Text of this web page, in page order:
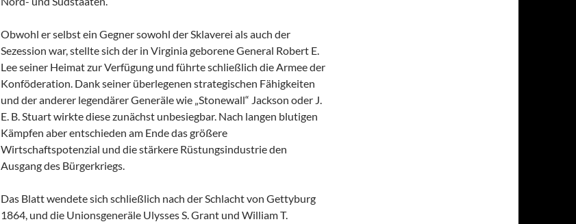
Obwohl er selbst ein Gegner sowohl der Sklaverei als auch der
Sezession war, stellte sich der in Virginia geborene General Robert E.
Lee seiner Heimat zur Verfügung und führte schließlich die Armee der
Konföderation. Dank seiner überlegenen strategischen Fähigkeiten
und der anderer legendärer Generäle wie „Stonewall“ Jackson oder J.
E. B. Stuart wirkte diese zunächst unbesiegbar. Nach langen blutigen
Kämpfen aber entschieden am Ende das größere
Wirtschaftspotenzial und die stärkere Rüstungsindustrie den
Ausgang des Bürgerkriegs.
Das Blatt wendete sich schließlich nach der Schlacht von Gettyburg
1864, und die Unionsgeneräle Ulysses S. Grant und William T.